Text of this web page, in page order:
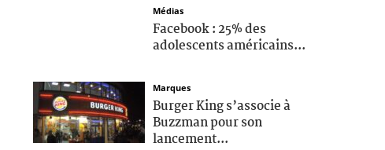
Médias
Facebook : 25% des
adolescents américains...
Marques
Burger King s’associe à
Buzzman pour son
lancement...